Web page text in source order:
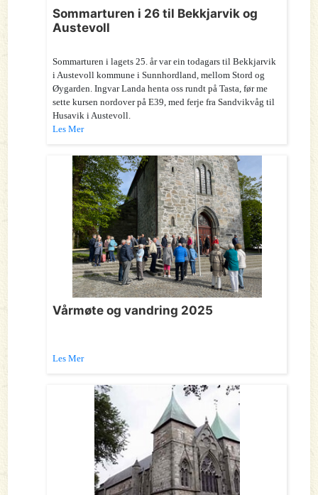
Sommarturen i 26 til Bekkjarvik og
Austevoll
Sommarturen i lagets 25. år var ein todagars til Bekkjarvik
i Austevoll kommune i Sunnhordland, mellom Stord og
Øygarden. Ingvar Landa henta oss rundt på Tasta, før me
sette kursen nordover på E39, med ferje fra Sandvikvåg til
Husavik i Austevoll.
Les Mer
Vårmøte og vandring 2025
Les Mer